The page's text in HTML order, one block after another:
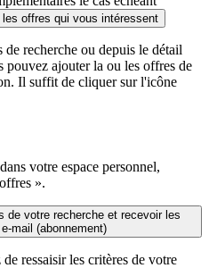
offres qui vous intéressent
de recherche ou depuis le détail
pouvez ajouter la ou les offres de
Il suffit de cliquer sur l'icône
votre espace personnel,
».
de votre recherche et recevoir les
mail (abonnement)
ressaisir les critères de votre